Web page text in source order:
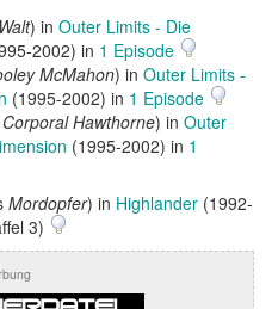
Walt) in Outer Limits - Die
2002) in 1 Episode
McMahon) in Outer Limits -
(1995-2002) in 1 Episode
Corporal Hawthorne) in Outer
(1995-2002) in 1
Mordopfer) in Highlander (1992-
3)